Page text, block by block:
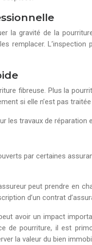
la gravité de la
remplacer.
fibreuse. Plus la
si elle n’est pas
les travaux de
par certaines
peut prendre en
d’un contrat
avoir un impact
de pourriture, il est
la valeur du bien